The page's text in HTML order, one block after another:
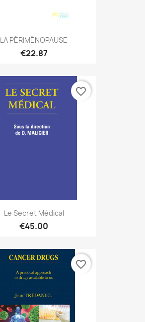
LA PÉRIMÉNOPAUSE
€22.87
Le Secret Médical
€45.00
favorite_border
favorite_border